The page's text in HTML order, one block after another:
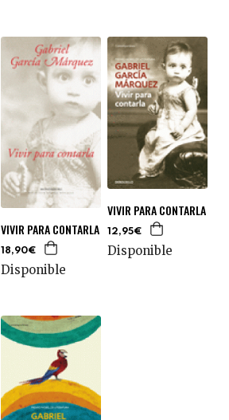
VIVIR PARA CONTARLA
18,90€
Disponible
VIVIR PARA CONTARLA
12,95€
Disponible